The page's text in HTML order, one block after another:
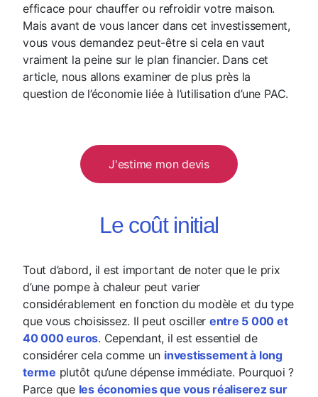
efficace pour chauffer ou refroidir votre maison.
Mais avant de vous lancer dans cet investissement,
vous vous demandez peut-être si cela en vaut
vraiment la peine sur le plan financier. Dans cet
article, nous allons examiner de plus près la
question de l’économie liée à l’utilisation d’une PAC.
J'estime mon devis
Le coût initial
Tout d’abord, il est important de noter que le prix
d’une pompe à chaleur peut varier
considérablement en fonction du modèle et du type
que vous choisissez. Il peut osciller entre 5 000 et
40 000 euros. Cependant, il est essentiel de
considérer cela comme un investissement à long
terme plutôt qu’une dépense immédiate. Pourquoi ?
Parce que les économies que vous réaliserez sur